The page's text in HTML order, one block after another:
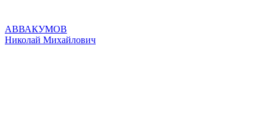
АВВАКУМОВ
Николай Михайлович